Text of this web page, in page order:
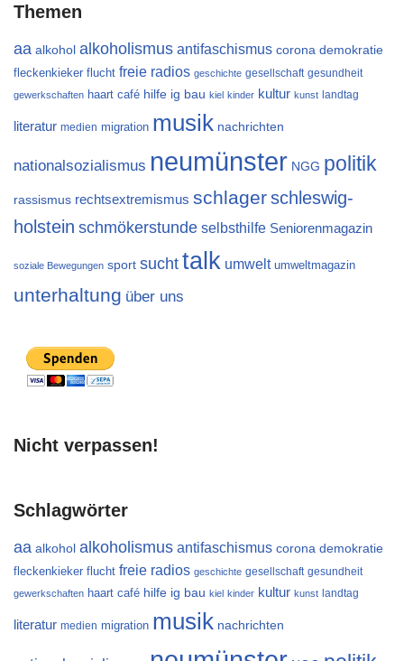
Themen
aa alkohol alkoholismus antifaschismus corona demokratie
fleckenkieker flucht freie radios geschichte gesellschaft gesundheit
gewerkschaften haart café hilfe ig bau kiel kinder kultur kunst landtag
literatur medien migration musik nachrichten
nationalsozialismus neumünster NGG politik
rassismus rechtsextremismus schlagerschleswig-
holstein schmökerstunde selbsthilfe Seniorenmagazin
soziale Bewegungen sport suchttalk umwelt umweltmagazin
unterhaltung über uns
Nicht verpassen!
Schlagwörter
aa alkohol alkoholismus antifaschismus corona demokratie
fleckenkieker flucht freie radios geschichte gesellschaft gesundheit
gewerkschaften haart café hilfe ig bau kiel kinder kultur kunst landtag
literatur medien migration musik nachrichten